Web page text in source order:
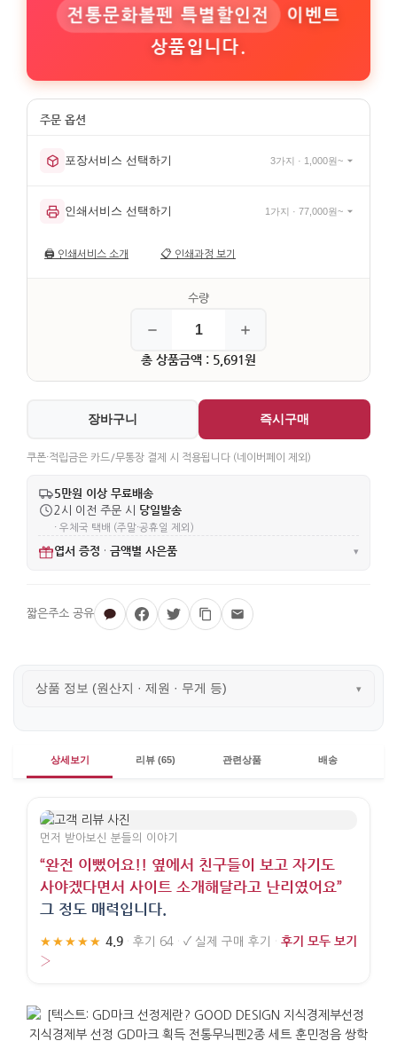
전통문화볼펜 특별할인전 이벤트
상품입니다.
포장서비스 선택하기 3가지 · 1,000원~
인쇄서비스 선택하기 1가지 · 77,000원~
🖨️ 인쇄서비스 소개 📋 인쇄과정 보기
총 상품금액 : 5,691원
장바구니 즉시구매
쿠폰·적립금은 카드/무통장 결제 시 적용됩니다 (네이버페이 제외)
5만원 이상 무료배송
2시 이전 주문 시 당일발송
· 우체국 택배 (주말·공휴일 제외)
엽서 증정 · 금액별 사은품 ▾
상품 정보 (원산지 · 제원 · 무게 등) ▾
상세보기 리뷰 (65) 관련상품 배송
먼저 받아보신 분들의 이야기
“완전 이뻤어요!! 옆에서 친구들이 보고 자기도
사야겠다면서 사이트 소개해달라고 난리였어요”
그 정도 매력입니다.
★★★★★ 4.9 · 후기 64 · ✓ 실제 구매 후기 · 후기 모두 보기
›